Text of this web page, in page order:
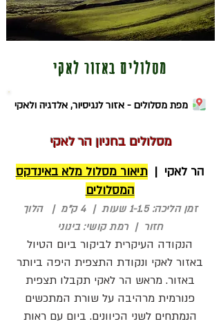
מסלולים באזור לאקי
מפת מסלולים - אזור לנגיסיור, אלדגיה ולאקי
מסלולים בחניון הר לאקי
הר לאקי |תיאור מסלול מלא באינדקס
המסלולים
זמן הליכה: 1-1.5 שעות | 4 ק"מ | הלוך
חזור | רמת קושי: בינוני
הנקודה העיקרית לביקור ביום הטיול
באזור לאקי ונקודת התצפית היפה ביותר
באזור. מראש הר לאקי תקבלו תצפית
פנורמית מרהיבה על שורת המתכשים
הנמתחים לשני הכיוונים. ביום עם ראות